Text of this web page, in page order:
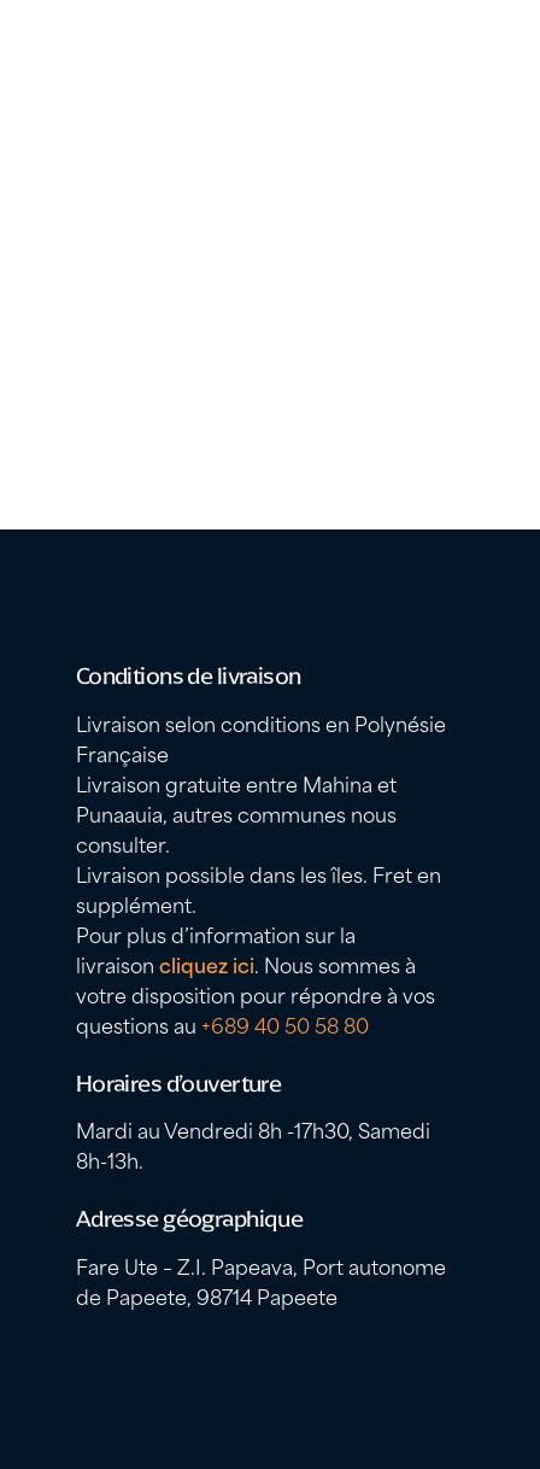
Conditions de livraison
Livraison selon conditions en Polynésie
Française
Livraison gratuite entre Mahina et
Punaauia, autres communes nous
consulter.
Livraison possible dans les îles. Fret en
supplément.
Pour plus d’information sur la
livraisoncliquez ici. Nous sommes à
votre disposition pour répondre à vos
questions au +689 40 50 58 80
Horaires d’ouverture
Mardi au Vendredi 8h -17h30, Samedi
8h-13h.
Adresse géographique
Fare Ute – Z.I. Papeava, Port autonome
de Papeete, 98714 Papeete